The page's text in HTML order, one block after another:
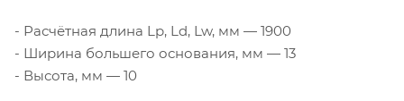
- Расчётная длина Lp, Ld, Lw, мм — 1900
- Ширина большего основания, мм — 13
- Высота, мм — 10